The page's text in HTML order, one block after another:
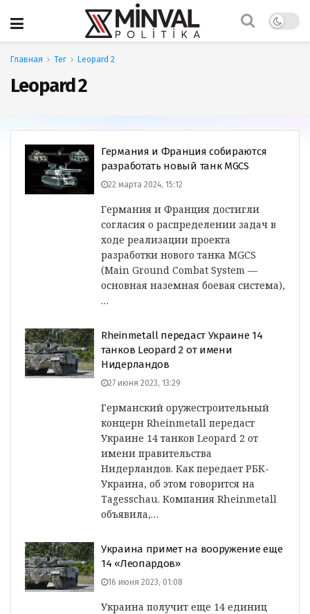
Главная Тег Leopard 2
Leopard 2
Германия и Франция собираются
разработать новый танк MGCS
22 марта 2024, 15:12
Германия и Франция достигли
согласия о распределении задач в
ходе реализации проекта
разработки нового танка MGCS
(Main Ground Combat System —
основная наземная боевая система),
…
Rheinmetall передаст Украине 14
танков Leopard 2 от имени
Нидерландов
27 июня 2023, 13:29
Германский оружестроительный
концерн Rheinmetall передаст
Украине 14 танков Leopard 2 от
имени правительства
Нидерландов. Как передает РБК-
Украина, об этом говорится на
Tagesschau. Компания Rheinmetall
объявила,…
Украина примет на вооружение еще
14 «Леопардов»
16 июня 2023, 01:08
Украина получит еще 14 единиц